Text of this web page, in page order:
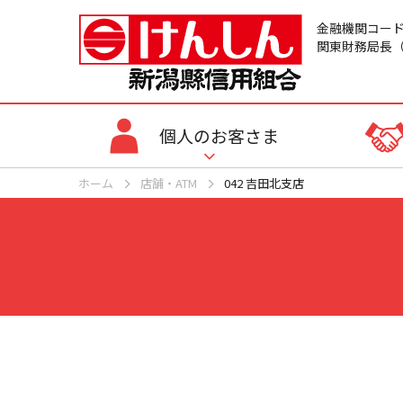
金融機関コー
関東財務局長
個人のお客さま
ホーム 店舗・ATM 042 吉田北支店